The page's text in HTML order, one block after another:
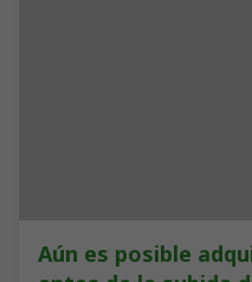
Aún es posible